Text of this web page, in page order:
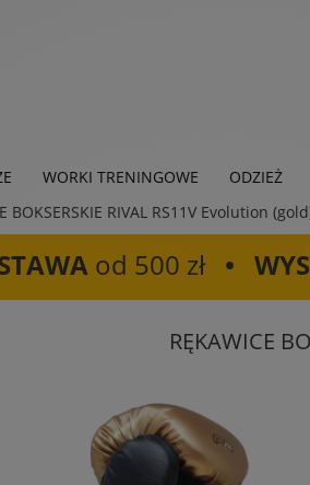
WORKI TRENINGOWE ODZIEŻ
BOKSERSKIE RIVAL RS11V Evolution
od 500 zł•
RĘKAWICE